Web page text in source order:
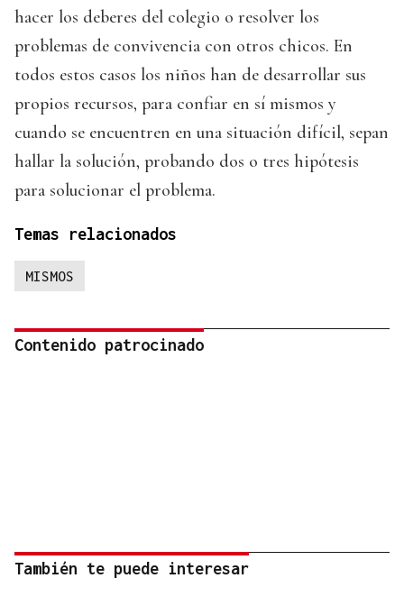
hacer los deberes del colegio o resolver los
problemas de convivencia con otros chicos. En
todos estos casos los niños han de desarrollar sus
propios recursos, para confiar en sí mismos y
cuando se encuentren en una situación difícil, sepan
hallar la solución, probando dos o tres hipótesis
para solucionar el problema.
Temas relacionados
MISMOS
Contenido patrocinado
También te puede interesar